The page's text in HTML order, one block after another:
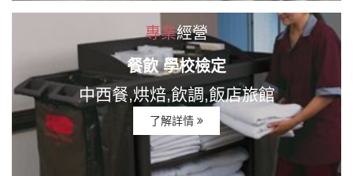
專業經營
餐飲 學校檢定
中西餐,烘焙,飲調,飯店旅館
了解詳情